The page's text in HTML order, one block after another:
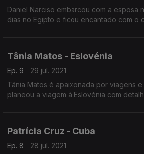
Daniel Narciso embarcou com a esposa
dias no Egipto e ficou encantado com o
Tânia Matos - Eslovénia
Ep. 9
29 jul. 2021
Tânia Matos é apaixonada por viagens
planeou a viagem à Eslovénia com
Patrícia Cruz - Cuba
Ep. 8
28 jul. 2021